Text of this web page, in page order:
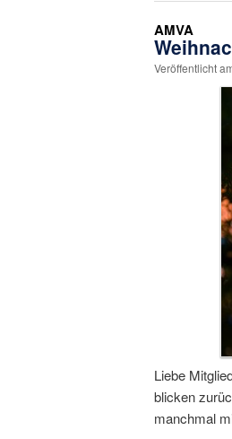
AMVA
Veröffentlicht
Liebe
blicken
manchmal